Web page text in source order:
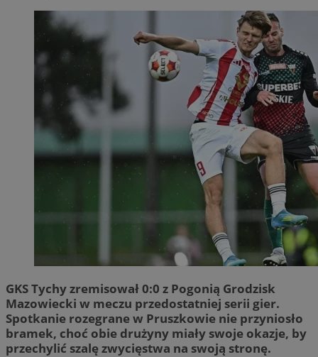
GKS Tychy zremisował 0:0 z Pogonią Grodzisk
Mazowiecki w meczu przedostatniej serii gier.
Spotkanie rozegrane w Pruszkowie nie przyniosło
bramek, choć obie drużyny miały swoje okazje, by
przechylić szalę zwycięstwa na swoją stronę.